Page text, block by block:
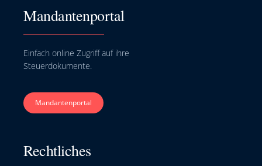
Mandantenportal
Einfach online Zugriff auf ihre
Steuerdokumente.
Mandantenportal
Rechtliches